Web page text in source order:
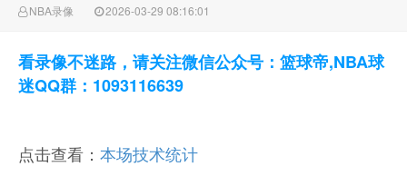
NBA录像 2026-03-29 08:16:01
看录像不迷路，请关注微信公众号：篮球帝,NBA球
迷QQ群：1093116639
点击查看： 本场技术统计